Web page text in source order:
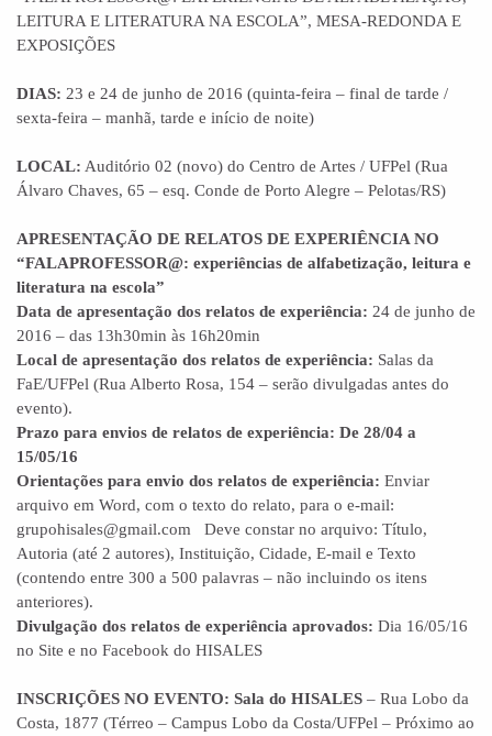
LEITURA E LITERATURA NA ESCOLA”, MESA-REDONDA E
EXPOSIÇÕES
DIAS: 23 e 24 de junho de 2016 (quinta-feira – final de tarde /
sexta-feira – manhã, tarde e início de noite)
LOCAL: Auditório 02 (novo) do Centro de Artes / UFPel (Rua
Álvaro Chaves, 65 – esq. Conde de Porto Alegre – Pelotas/RS)
APRESENTAÇÃO DE RELATOS DE EXPERIÊNCIA NO
“FALAPROFESSOR@: experiências de alfabetização, leitura e
literatura na escola”
Data de apresentação dos relatos de experiência: 24 de junho de
2016 – das 13h30min às 16h20min
Local de apresentação dos relatos de experiência: Salas da
FaE/UFPel (Rua Alberto Rosa, 154 – serão divulgadas antes do
evento).
Prazo para envios de relatos de experiência: De 28/04 a
15/05/16
Orientações para envio dos relatos de experiência: Enviar
arquivo em Word, com o texto do relato, para o e-mail:
grupohisales@gmail.com Deve constar no arquivo: Título,
Autoria (até 2 autores), Instituição, Cidade, E-mail e Texto
(contendo entre 300 a 500 palavras – não incluindo os itens
anteriores).
Divulgação dos relatos de experiência aprovados: Dia 16/05/16
no Site e no Facebook do HISALES
INSCRIÇÕES NO EVENTO: Sala do HISALES – Rua Lobo da
Costa, 1877 (Térreo – Campus Lobo da Costa/UFPel – Próximo ao